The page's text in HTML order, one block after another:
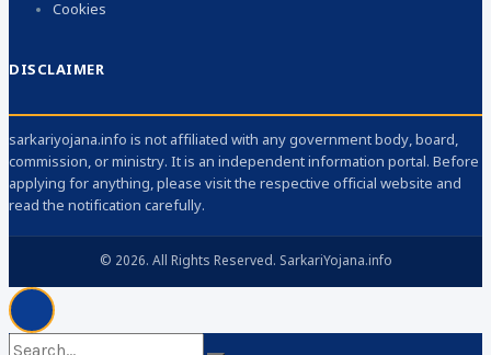
Cookies
DISCLAIMER
sarkariyojana.info is not affiliated with any government body, board,
commission, or ministry. It is an independent information portal. Before
applying for anything, please visit the respective official website and
read the notification carefully.
© 2026. All Rights Reserved. SarkariYojana.info